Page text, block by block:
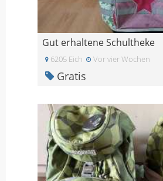
Gut erhaltene Schultheke
6205 Eich Vor vier Wochen
Gratis